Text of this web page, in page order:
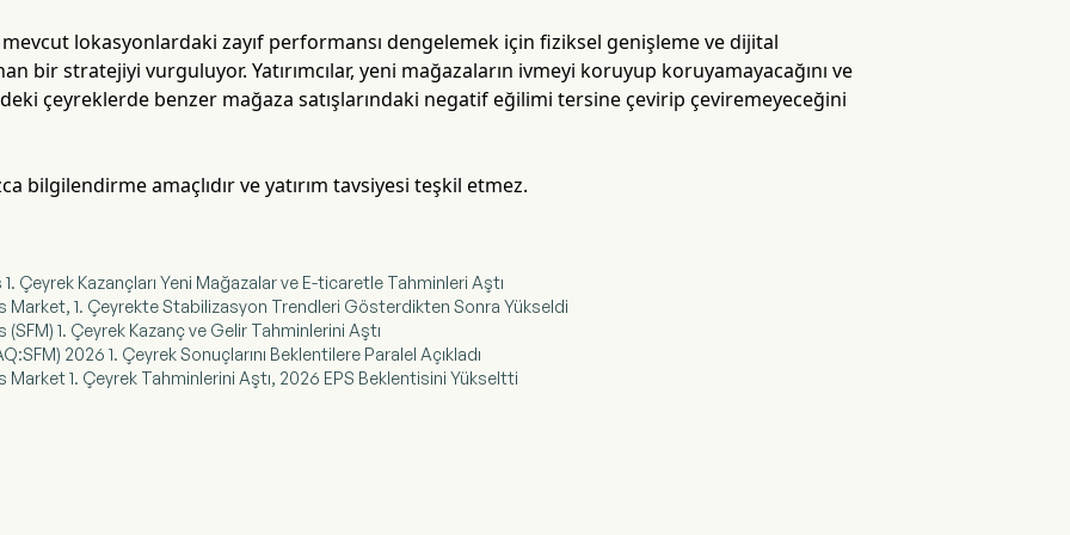
mevcut lokasyonlardaki zayıf performansı dengelemek için fiziksel genişleme ve dijital
bir stratejiyi vurguluyor. Yatırımcılar, yeni mağazaların ivmeyi koruyup koruyamayacağını ve
çeyreklerde benzer mağaza satışlarındaki negatif eğilimi tersine çevirip çeviremeyeceğini
bilgilendirme amaçlıdır ve yatırım tavsiyesi teşkil etmez.
Çeyrek Kazançları Yeni Mağazalar ve E-ticaretle Tahminleri Aştı
Market, 1. Çeyrekte Stabilizasyon Trendleri Gösterdikten Sonra Yükseldi
1. Çeyrek Kazanç ve Gelir Tahminlerini Aştı
2026 1. Çeyrek Sonuçlarını Beklentilere Paralel Açıkladı
1. Çeyrek Tahminlerini Aştı, 2026 EPS Beklentisini Yükseltti